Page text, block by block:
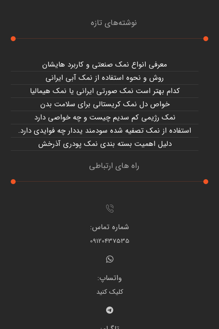
نوشته‌های تازه
معرفی انواع نمک صنعتی و کاربرد هایشان
روش و نحوه استفاده از نمک آبی ایرانی
کدام بهتر است نمک صورتی ایرانی یا نمک هیمالیا
خواص دل نمک کریستالی برای سلامت بدن
نمک رژیمی کم سدیم چیست و چه خواصی دارد
استفاده از نمک تصفیه شده سودمند یددار چه فوایدی دارد.
دلیل اهمیت بسته بندی نمک پودری آذرخش
راه های ارتباطی
شماره تماس:
09120437535
واتساپ:
کلیک کنید